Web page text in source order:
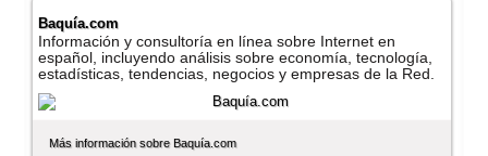
Baquí­a.com
Información y consultorí­a en lí­nea sobre Internet en
español, incluyendo análisis sobre economí­a, tecnologí­a,
estadí­sticas, tendencias, negocios y empresas de la Red.
Más información sobre Baquí­a.com